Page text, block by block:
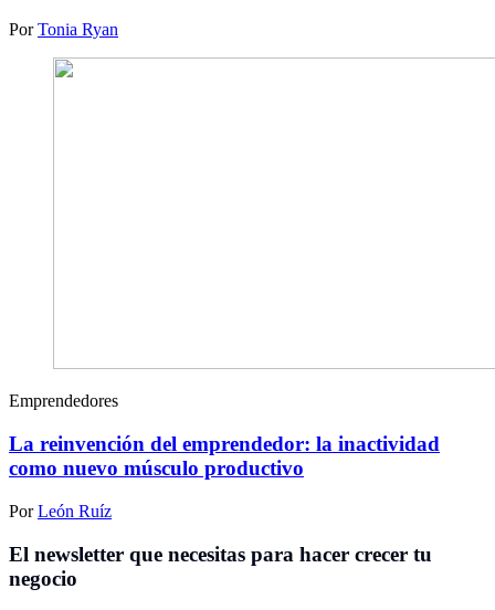
PorTonia Ryan
Emprendedores
La reinvención del emprendedor: la inactividad
como nuevo músculo productivo
PorLeón Ruíz
El newsletter que necesitas para hacer crecer tu
negocio